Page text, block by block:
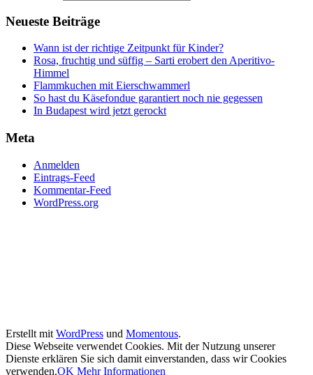
Neueste Beiträge
Wann ist der richtige Zeitpunkt für Kinder?
Rosa, fruchtig und süffig – Sarti erobert den Aperitivo-
Himmel
Flammkuchen mit Eierschwammerl
So hast du Käsefondue garantiert noch nie gegessen
In Budapest wird jetzt gerockt
Meta
Anmelden
Eintrags-Feed
Kommentar-Feed
WordPress.org
Erstellt mit WordPress und Momentous.
Diese Webseite verwendet Cookies. Mit der Nutzung unserer
Dienste erklären Sie sich damit einverstanden, dass wir Cookies
verwenden.OK Mehr Informationen